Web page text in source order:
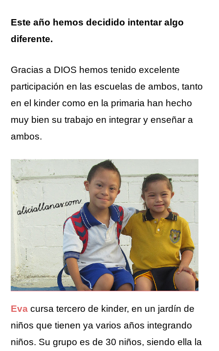
Este año hemos decidido intentar algo
diferente.
Gracias a DIOS hemos tenido excelente
participación en las escuelas de ambos, tanto
en el kinder como en la primaria han hecho
muy bien su trabajo en integrar y enseñar a
ambos.
Eva cursa tercero de kinder, en un jardín de
niños que tienen ya varios años integrando
niños. Su grupo es de 30 niños, siendo ella la